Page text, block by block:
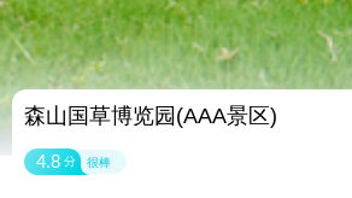
森山国草博览园(AAA景区)
4.8 分 很棒